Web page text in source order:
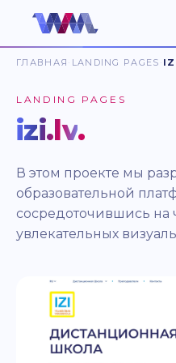
ГЛАВНАЯ LANDING PAGES
LANDING PAGES
izi.lv.
В этом проекте мы
образовательной
сосредоточившись на
увлекательных